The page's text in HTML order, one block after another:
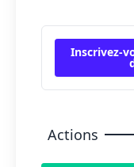
Inscrivez-
Actions